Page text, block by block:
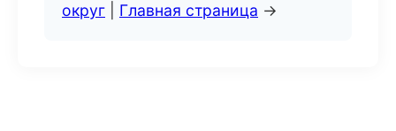
округ
Главная страница →